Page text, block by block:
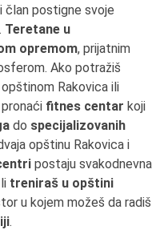
član postigne svoje
Teretane u
opremom, prijatnim
Ako potražiš
Rakovica ili
fitnes centar koji
do specijalizovanih
opštinu Rakovica i
postaju svakodnevna
treniraš u opštini
u kojem možeš da radiš
.